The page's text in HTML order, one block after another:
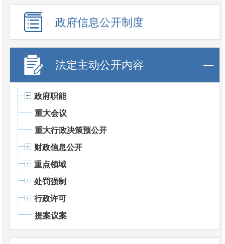
政府信息公开制度
法定主动公开内容
政府职能
重大会议
重大行政决策预公开
财政信息公开
重点领域
处罚强制
行政许可
提案议案